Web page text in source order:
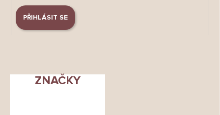
PŘIHLÁSIT SE
ZNAČKY